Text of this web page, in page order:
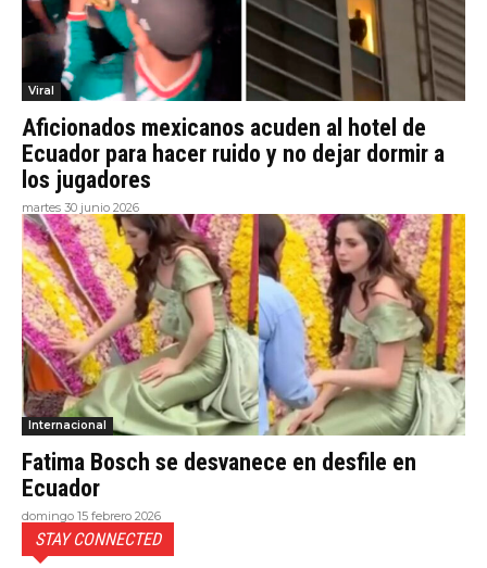
Viral
Aficionados mexicanos acuden al hotel de
Ecuador para hacer ruido y no dejar dormir a
los jugadores
martes 30 junio 2026
Internacional
Fatima Bosch se desvanece en desfile en
Ecuador
domingo 15 febrero 2026
STAY CONNECTED